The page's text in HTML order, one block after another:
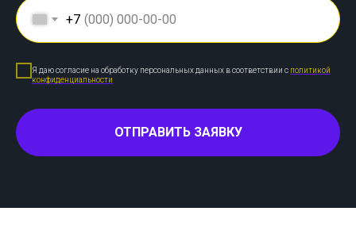
+7
Я даю согласие на обработку персональных данных в соответствии с политикой
конфиденциальности
ОТПРАВИТЬ ЗАЯВКУ